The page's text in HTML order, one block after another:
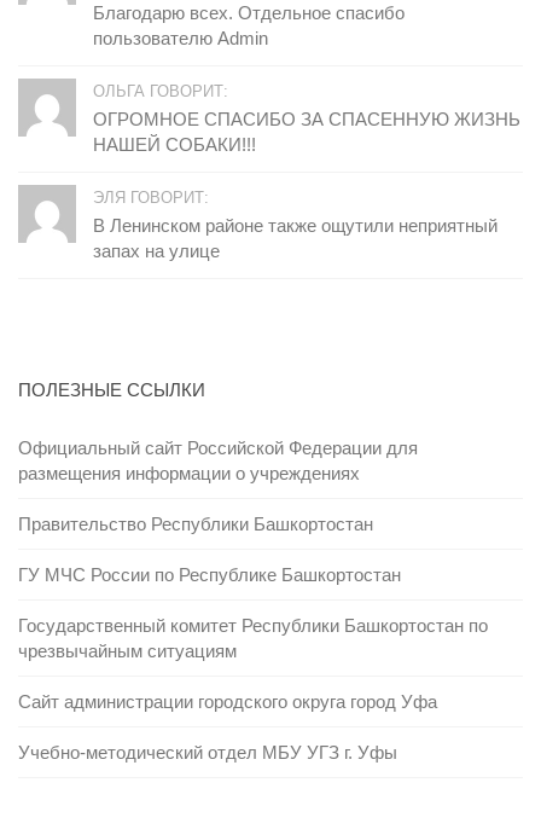
Благодарю всех. Отдельное спасибо
пользователю Admin
ОЛЬГА ГОВОРИТ:
ОГРОМНОЕ СПАСИБО ЗА СПАСЕННУЮ ЖИЗНЬ
НАШЕЙ СОБАКИ!!!
ЭЛЯ ГОВОРИТ:
В Ленинском районе также ощутили неприятный
запах на улице
ПОЛЕЗНЫЕ ССЫЛКИ
Официальный сайт Российской Федерации для
размещения информации о учреждениях
Правительство Республики Башкортостан
ГУ МЧС России по Республике Башкортостан
Государственный комитет Республики Башкортостан по
чрезвычайным ситуациям
Сайт администрации городского округа город Уфа
Учебно-методический отдел МБУ УГЗ г. Уфы